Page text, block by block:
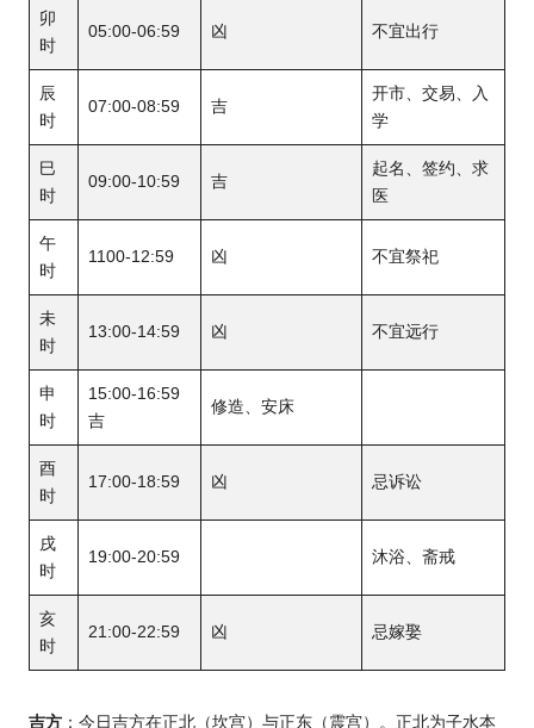
卯
时
05:00-06:59 凶 不宜出行
辰
时
07:00-08:59 吉
开市、交易、入
学
巳
时
09:00-10:59 吉
起名、签约、求
医
午
时
1100-12:59 凶 不宜祭祀
未
时
13:00-14:59 凶 不宜远行
申
时
15:00-16:59
吉
修造、安床
酉
时
17:00-18:59 凶 忌诉讼
戌
时
19:00-20:59 沐浴、斋戒
亥
时
21:00-22:59 凶 忌嫁娶
吉方 ：今日吉方在正北（坎宫）与正东（震宫）。正北为子水本